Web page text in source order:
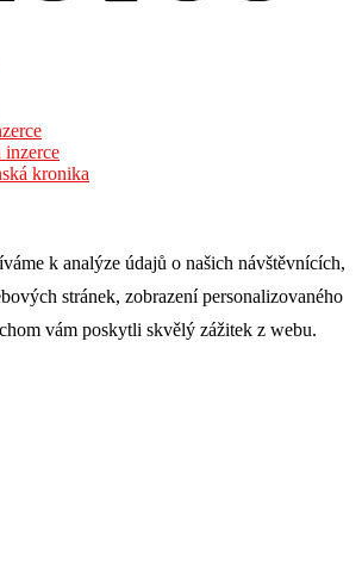
inzerce
kronika
k analýze údajů o našich návštěvnících,
stránek, zobrazení personalizovaného
vám poskytli skvělý zážitek z webu.